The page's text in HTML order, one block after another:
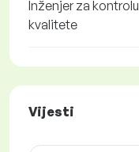
Inženjer za kontrolu
kvalitete
Vijesti